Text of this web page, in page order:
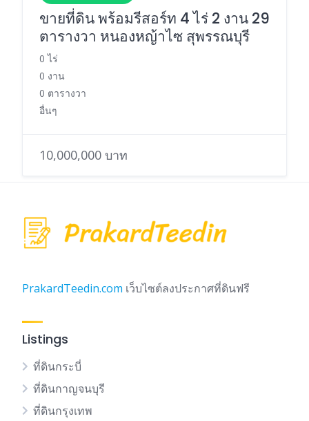
ขายที่ดิน พร้อมรีสอร์ท 4 ไร่ 2 งาน 29
ตารางวา หนองหญ้าไซ สุพรรณบุรี
0 ไร่
0 งาน
0 ตารางวา
อื่นๆ
10,000,000 บาท
PrakardTeedin.com เว็บไซต์ลงประกาศที่ดินฟรี
Listings
ที่ดินกระบี่
ที่ดินกาญจนบุรี
ที่ดินกรุงเทพ